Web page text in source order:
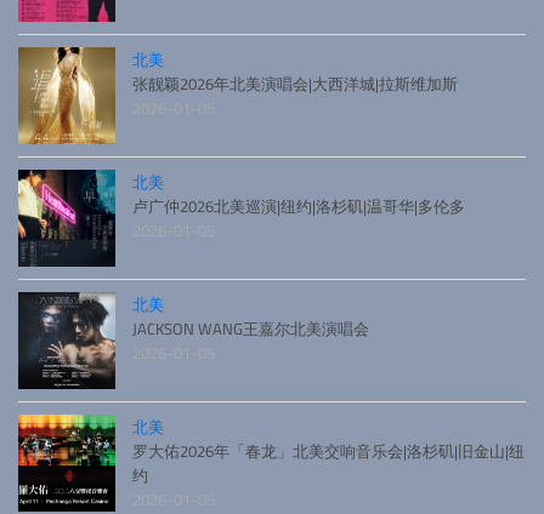
北美
张靓颖2026年北美演唱会|大西洋城|拉斯维加斯
2026-01-05
北美
卢广仲2026北美巡演|纽约|洛杉矶|温哥华|多伦多
2026-01-05
北美
JACKSON WANG王嘉尔北美演唱会
2026-01-05
北美
罗大佑2026年「春龙」北美交响音乐会|洛杉矶|旧金山|纽
约
2026-01-05